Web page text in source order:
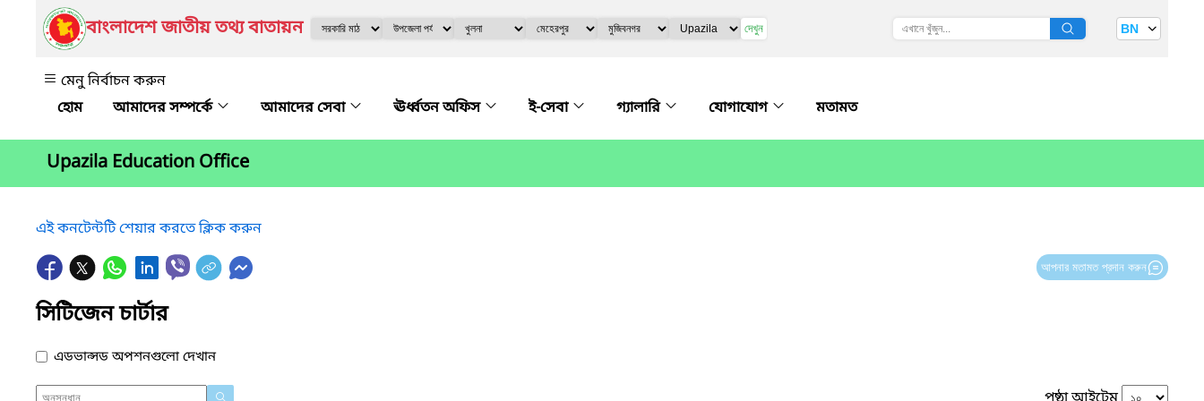
বাংলাদেশ জাতীয় তথ্য বাতায়ন দেখুন BN
মেনু নির্বাচন করুন
আমাদের সম্পর্কে
আমাদের সেবা ঊর্ধ্বতন অফিস ই-সেবা গ্যালারি যোগাযোগ মতামত
Upazila Education Office
এই কনটেন্টটি শেয়ার করতে ক্লিক করুন
আপনার মতামত প্রদান করুন
সিটিজেন চার্টার
এডভান্সড অপশনগুলো দেখান